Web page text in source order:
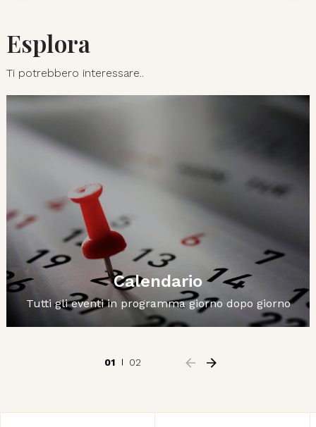
Esplora
Ti potrebbero interessare..
Calendario
Tutti gli eventi in programma giorno dopo giorno
01 02